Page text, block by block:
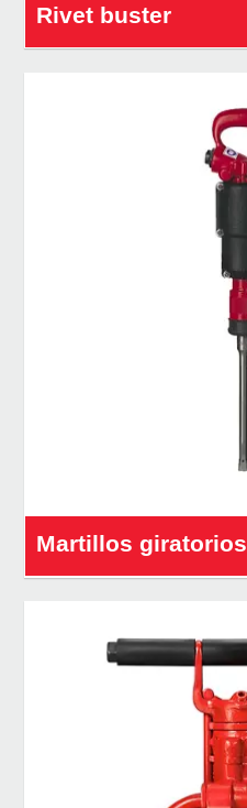
Rivet buster
Martillos giratorios